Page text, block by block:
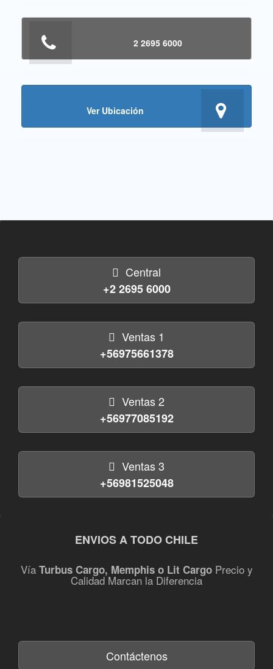
2 2695 6000
Ver Ubicación
Central
+2 2695 6000
Ventas 1
+56975661378
Ventas 2
+56977085192
Ventas 3
+56981525048
ENVIOS A TODO CHILE
Vía Turbus Cargo, Memphis o Lit CargoPrecio y
Calidad Marcan la Diferencia
Contáctenos